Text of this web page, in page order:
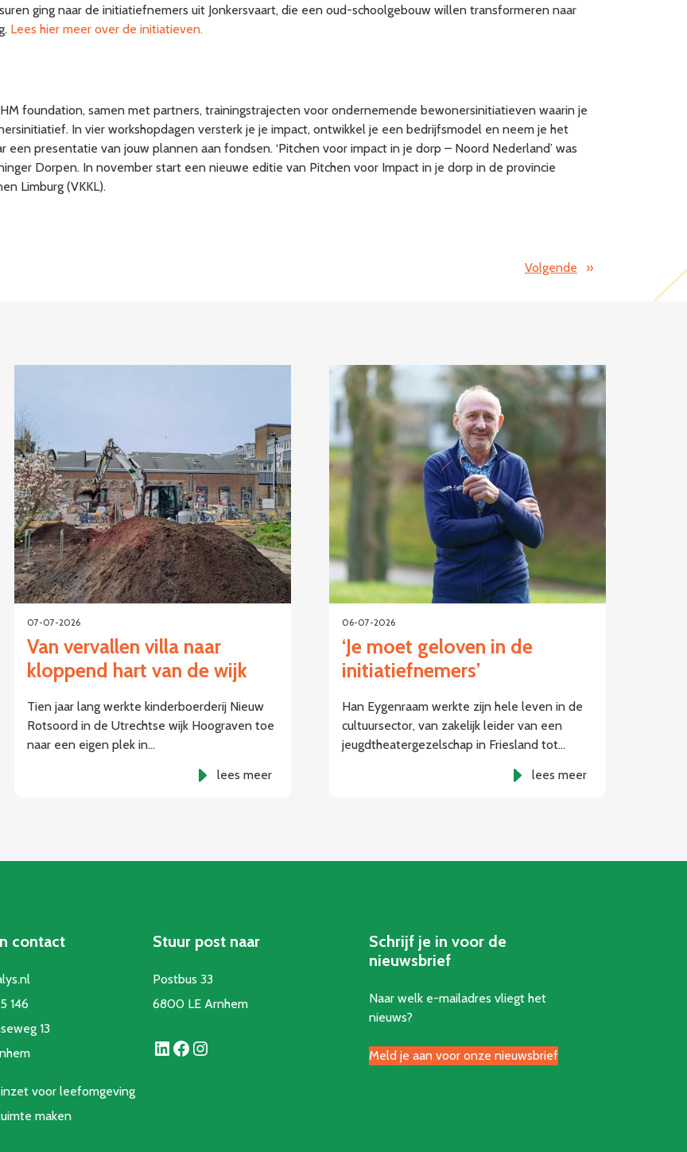
ging naar de initiatiefnemers uit Jonkersvaart, die een oud-schoolgebouw willen transformeren naar
Lees hier meer over de initiatieven.
foundation, samen met partners, trainingstrajecten voor ondernemende bewonersinitiatieven waarin je
In vier workshopdagen versterk je je impact, ontwikkel je een bedrijfsmodel en neem je het
presentatie van jouw plannen aan fondsen. ‘Pitchen voor impact in je dorp – Noord Nederland’ was
Dorpen. In november start een nieuwe editie van Pitchen voor Impact in je dorp in de provincie
Limburg (VKKL).
Volgende »
07-07-2026
Van vervallen villa naar
kloppend hart van de wijk
Tien jaar lang werkte kinderboerderij Nieuw
Rotsoord in de Utrechtse wijk Hoograven toe
naar een eigen plek in…
lees meer
06-07-2026
‘Je moet geloven in de
initiatiefnemers’
Han Eygenraam werkte zijn hele leven in de
cultuursector, van zakelijk leider van een
jeugdtheatergezelschap in Friesland tot…
lees meer
contact
146
13
voor leefomgeving
maken
Stuur post naar
Postbus 33
6800 LE Arnhem
LinkedIn Facebook Instagram
Schrijf je in voor de
nieuwsbrief
Naar welk e-mailadres vliegt het
nieuws?
Meld je aan voor onze nieuwsbrief